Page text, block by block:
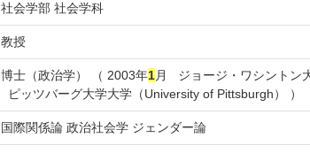
社会学部 社会学科
教授
博士（政治学） （ 2003年1月 ジョージ・ワシントン
ピッツバーグ大学大学（University of Pittsburgh） ）
国際関係論 政治社会学 ジェンダー論